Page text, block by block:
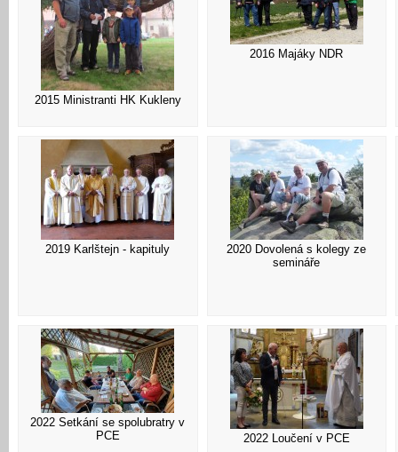
2015 Ministranti HK Kukleny
2016 Majáky NDR
2019 Karlštejn - kapituly
2020 Dovolená s kolegy ze
semináře
2022 Setkání se spolubratry v
PCE
2022 Loučení v PCE